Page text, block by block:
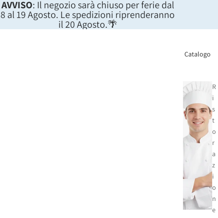
AVVISO: Il negozio sarà chiuso per ferie dal
8 al 19 Agosto. Le spedizioni riprenderanno
il 20 Agosto.🌴
Catalogo
R
i
s
t
o
r
a
z
i
o
n
e